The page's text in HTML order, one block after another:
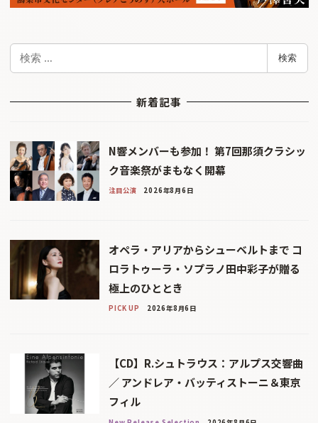
検
検索
新着記事
N響メンバーも参加！ 第7回那須クラシッ
ク音楽祭がまもなく開幕
注目公演 2026年8月6日
オペラ・アリアからシューベルトまで コ
ロラトゥーラ・ソプラノ田中彩子が贈る
極上のひととき
PICK UP 2026年8月6日
【CD】R.シュトラウス：アルプス交響曲
／ アンドレア・バッティストーニ＆東京
フィル